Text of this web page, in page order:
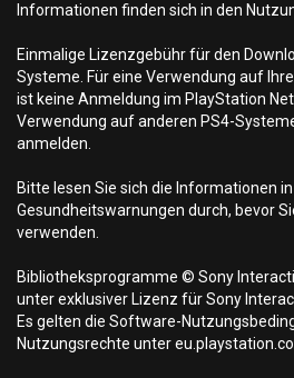
Informationen finden sich in den
Einmalige Lizenzgebühr für den
Systeme. Für eine Verwendung auf
ist keine Anmeldung im PlayStation
Verwendung auf anderen PS4-
anmelden.
Bitte lesen Sie sich die Informationen
Gesundheitswarnungen durch, bevor
verwenden.
Bibliotheksprogramme © Sony
unter exklusiver Lizenz für Sony
Es gelten die Software-
Nutzungsrechte unter